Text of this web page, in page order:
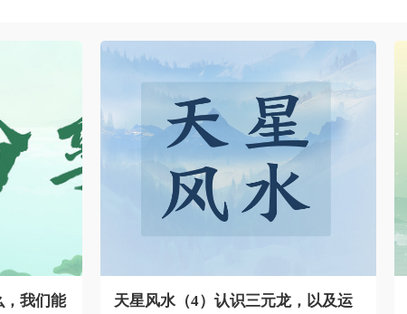
，我们能
天星风水（4）认识三元龙，以及运